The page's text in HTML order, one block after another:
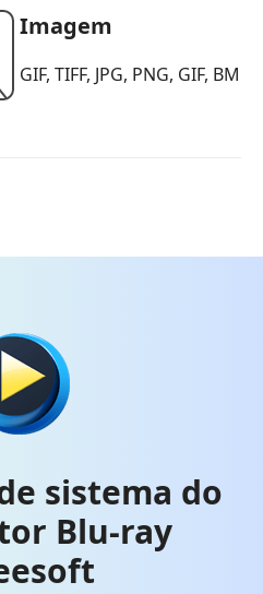
Imagem
GIF, TIFF, JPG, PNG, GIF,
sistema do
Blu-ray